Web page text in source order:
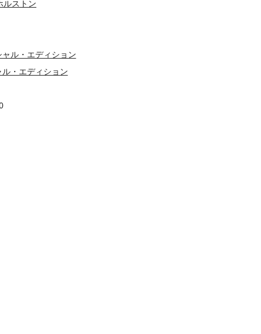
な分譲住宅を建設中だと伝えていた。その住宅の販売を担当できれば
ーは父の薬局でアルバイトをしていたことがある。レイチェルはすぐ
リーのことを思うと、今でも心が乱れるのにとまどいながら、彼に連
った。
ルストン
ル・エディション
・エディション